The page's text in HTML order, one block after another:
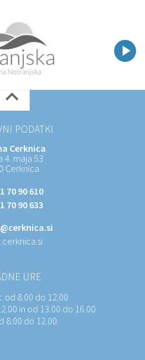
PODATKI
Cerknica
4. maja 53
Cerknica
70 90 610
70 90 633
URE
od 8.00 do 12.00
in od 13.00 do 16.00
8.00 do 12.00